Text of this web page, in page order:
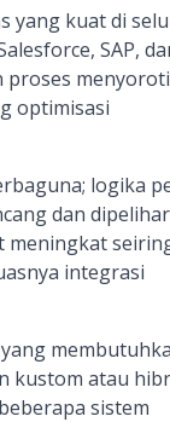
yang kuat di
SAP,
proses
optimisasi
logika
dan
meningkat
integrasi
kustom atau
sistem